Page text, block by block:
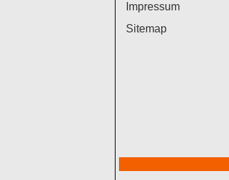
Impressum
Sitemap